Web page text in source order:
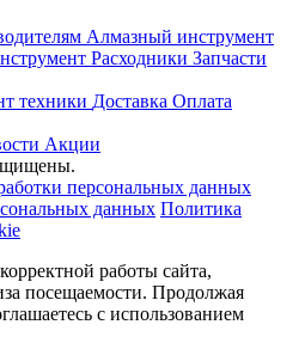
Алмазный инструмент
Расходники Запчасти
техники Доставка Оплата
Акции
персональных данных
данных Политика
работы сайта,
посещаемости. Продолжая
с использованием